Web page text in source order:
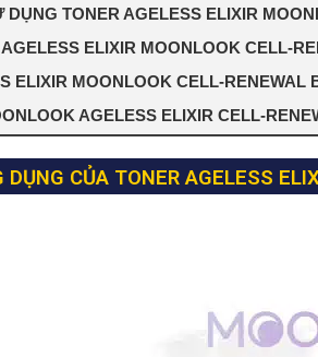
DỤNG TONER AGELESS ELIXIR
ELIXIR MOONLOOK CELL-
ELIXIR MOONLOOK CELL-
AGELESS ELIXIR CELL-
DỤNG CỦA TONER AGELESS